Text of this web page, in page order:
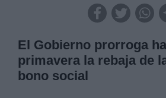
El Gobierno prorroga
primavera la rebaja de
bono social